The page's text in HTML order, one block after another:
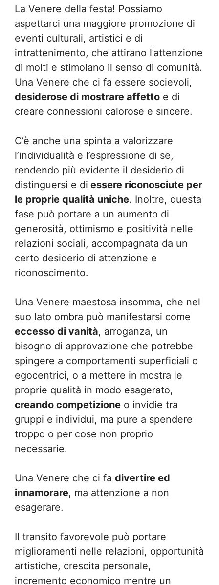
La Venere della festa! Possiamo
aspettarci una maggiore promozione di
eventi culturali, artistici e di
intrattenimento, che attirano l’attenzione
di molti e stimolano il senso di comunità.
Una Venere che ci fa essere socievoli,
desiderose di mostrare affetto e di
creare connessioni calorose e sincere.
C’è anche una spinta a valorizzare
l’individualità e l’espressione di se,
rendendo più evidente il desiderio di
distinguersi e di essere riconosciute per
le proprie qualità uniche. Inoltre, questa
fase può portare a un aumento di
generosità, ottimismo e positività nelle
relazioni sociali, accompagnata da un
certo desiderio di attenzione e
riconoscimento.
Una Venere maestosa insomma, che nel
suo lato ombra può manifestarsi come
eccesso di vanità, arroganza, un
bisogno di approvazione che potrebbe
spingere a comportamenti superficiali o
egocentrici, o a mettere in mostra le
proprie qualità in modo esagerato,
creando competizione o invidie tra
gruppi e individui, ma pure a spendere
troppo o per cose non proprio
necessarie.
Una Venere che ci fa divertire ed
innamorare, ma attenzione a non
esagerare.
Il transito favorevole può portare
miglioramenti nelle relazioni, opportunità
artistiche, crescita personale,
incremento economico mentre un